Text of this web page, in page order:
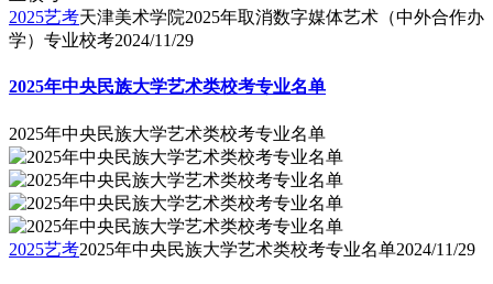
2025艺考天津美术学院2025年取消数字媒体艺术（中外合作办
学）专业校考2024/11/29
2025年中央民族大学艺术类校考专业名单
2025年中央民族大学艺术类校考专业名单
2025艺考2025年中央民族大学艺术类校考专业名单2024/11/29